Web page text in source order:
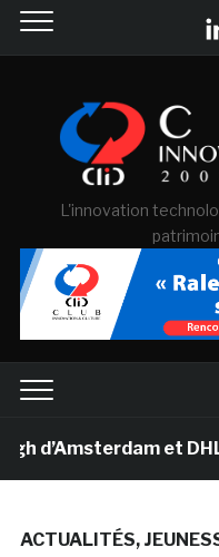
L'innovation
et DHL
ACTUALITÉS